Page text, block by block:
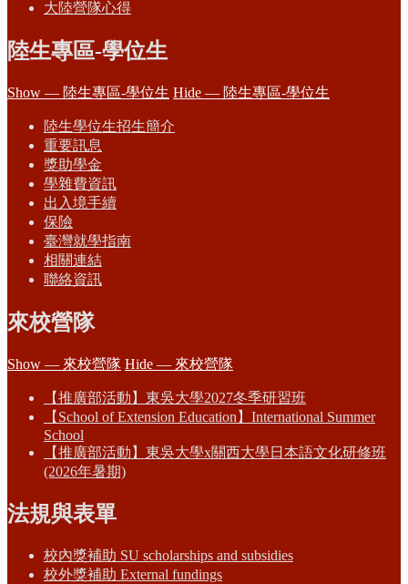
大陸營隊心得
陸生專區-學位生
Show — 陸生專區-學位生 Hide — 陸生專區-學位生
陸生學位生招生簡介
重要訊息
獎助學金
學雜費資訊
出入境手續
保險
臺灣就學指南
相關連結
聯絡資訊
來校營隊
Show — 來校營隊 Hide — 來校營隊
【推廣部活動】東吳大學2027冬季研習班
【School of Extension Education】International Summer
School
【推廣部活動】東吳大學x關西大學日本語文化研修班
(2026年暑期)
法規與表單
校內獎補助 SU scholarships and subsidies
校外獎補助 External fundings